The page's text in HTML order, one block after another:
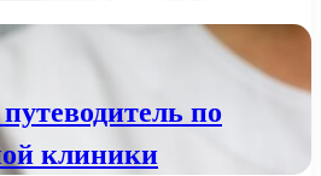
по
клиники